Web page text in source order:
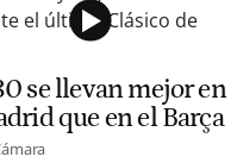
se llevan mejor en
que en el Barça